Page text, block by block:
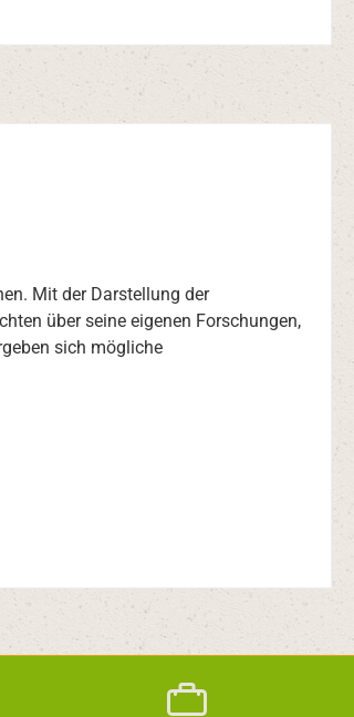
Mit der Darstellung der
über seine eigenen Forschungen,
sich mögliche